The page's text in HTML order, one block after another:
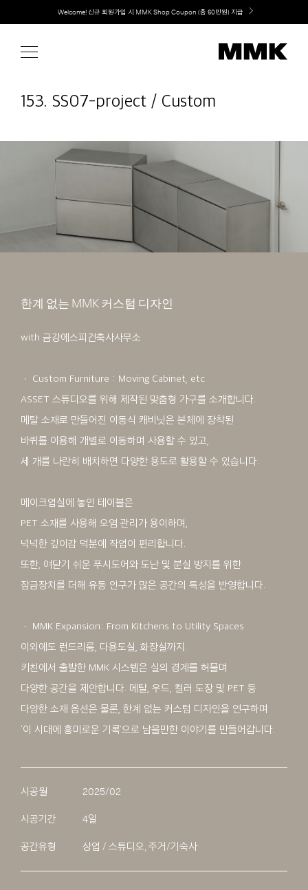
content
취향대로 완성하는 커스텀 아일랜드 키친, MMK The Island 출시
153. SS07-project / Custom
한계 없는 MMK 커스텀 디자인
with 금강에스피건축사사무소
ㆍ Custom Furniture : Moving Cabinet, etc
ASSET 스튜디오를 위해 제작된 맞춤형 가구를 소개합니다.
메탈 소재로 만들어진 이동식 캐비닛은 본체에 장착된
바퀴를 이용해 개별로 이동하며 사용할 수 있고,
세 개를 나란히 배치하면 다양한 용도로 활용할 수 있습니다.
메이크업실에 놓인 테이블은
PET 소재를 사용해 오염 관리가 용이하며,
넉넉한 깊이감 덕분에 작업이 편리합니다.
또한, 여닫기 쉬운 푸시도어와 도난 및 분실 방지를 위한
잠금장치를 더해 유동 인구가 많은 공간의 특성을 반영합니다.
ㆍ MMK Expansion: From Kitchens to Utility Spaces
이외에도 런드리룸, 다용도실, 화장실까지.
키친에서 출발한 MMK 시스템은 실의 경계를 허물며
다양한 공간을 제안합니다. 메탈, 우드, 컬러 도장 및 PET 등
다양한 소재 옵션은 물론, 한계 없는 커스텀 디자인을 연구하며
‘이 시대에 흥미로운 기록’으로 남을만한 이야기를 만들어갑니다.
시공월 2025/02
시공기간 4일
공간유형 상업 / 스튜디오, 주거/기숙사